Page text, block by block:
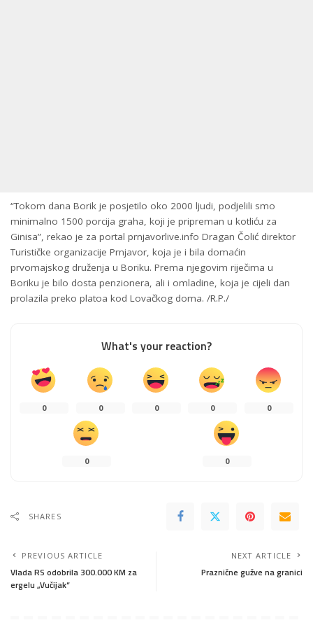
“Tokom dana Borik je posjetilo oko 2000 ljudi, podjelili smo
minimalno 1500 porcija graha, koji je pripreman u kotliću za
Ginisa”, rekao je za portal prnjavorlive.info Dragan Čolić direktor
Turističke organizacije Prnjavor, koja je i bila domaćin
prvomajskog druženja u Boriku. Prema njegovim riječima u
Boriku je bilo dosta penzionera, ali i omladine, koja je cijeli dan
prolazila preko platoa kod Lovačkog doma. /R.P./
What's your reaction?
0 0 0 0 0
0 0
SHARES
PREVIOUS ARTICLE
Vlada RS odobrila 300.000 KM za
ergelu „Vučijak“
NEXT ARTICLE
Praznične gužve na granici